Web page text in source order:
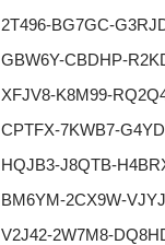
2T496-BG7GC-
GBW6Y-CBDHP-
XFJV8-K8M99-
CPTFX-7KWB7-
HQJB3-J8QTB-
BM6YM-2CX9W-
V2J42-2W7M8-